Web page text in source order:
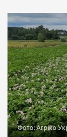
Фото: Агріко